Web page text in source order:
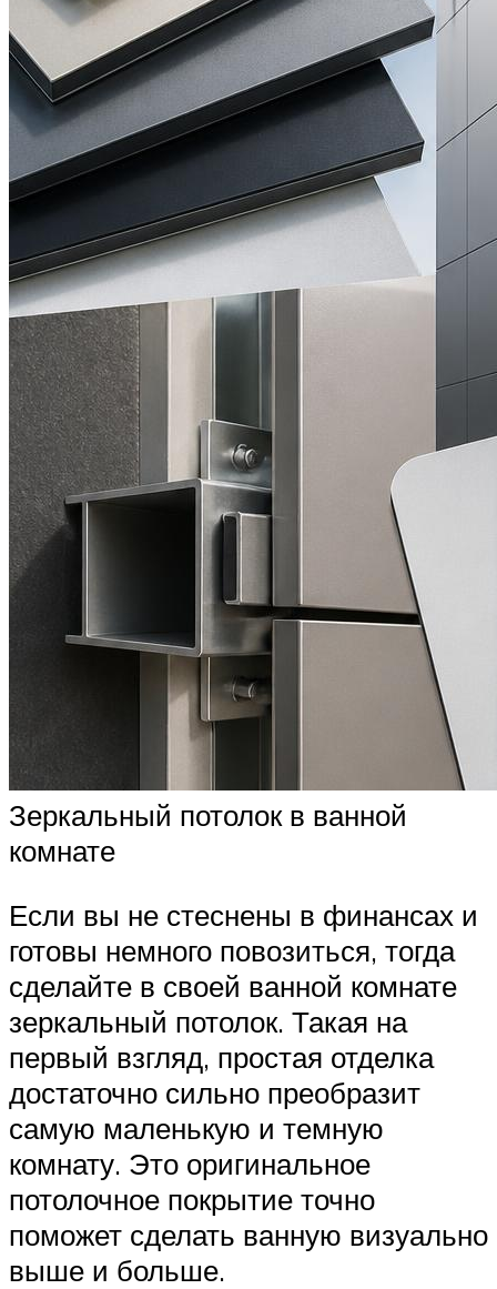
Зеркальный потолок в ванной
комнате
Если вы не стеснены в финансах и
готовы немного повозиться, тогда
сделайте в своей ванной комнате
зеркальный потолок. Такая на
первый взгляд, простая отделка
достаточно сильно преобразит
самую маленькую и темную
комнату. Это оригинальное
потолочное покрытие точно
поможет сделать ванную визуально
выше и больше.